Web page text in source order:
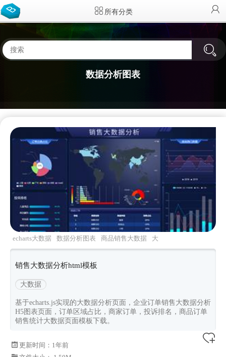
所有分类
数据分析图表
echarts大数据 数据分析图表 商品销售大数据
大
数据分析
大气大数据
销售大数据分析html模板
大数据
基于echarts.js实现的大数据分析页面，企业订单销售大数据分析
H5图表页面，订单区域占比，商家订单，投诉排名，商品订单
销售统计大数据页面模板下载。
更新时间： 1年前